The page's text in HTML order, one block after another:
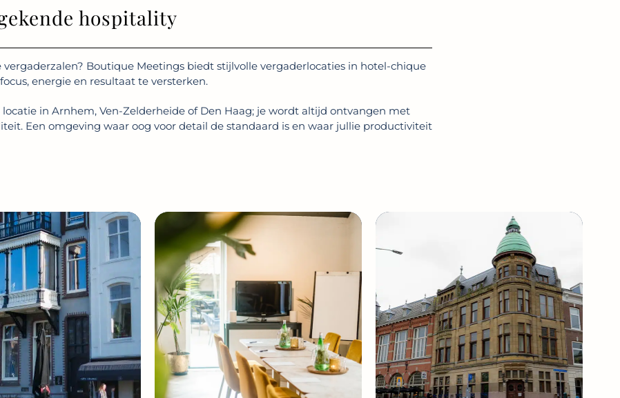
hospitality
vergaderzalen? Boutique Meetings biedt stijlvolle vergaderlocaties in hotel-chique
energie en resultaat te versterken.
locatie in Arnhem, Ven-Zelderheide of Den Haag; je wordt altijd ontvangen met
Een omgeving waar oog voor detail de standaard is en waar jullie productiviteit